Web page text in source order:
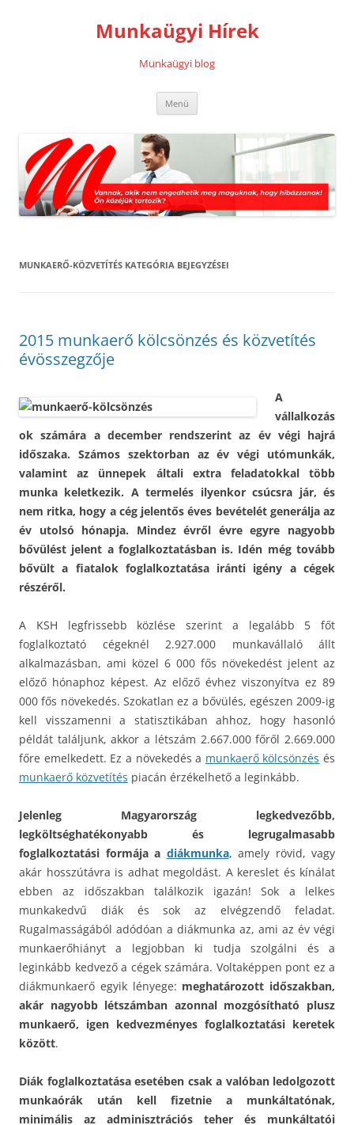
Munkaügyi Hírek
Munkaügyi blog
Menü
MUNKAERŐ-KÖZVETÍTÉS KATEGÓRIA BEJEGYZÉSEI
2015 munkaerő kölcsönzés és közvetítés
évösszegzője
A
vállalkozás
ok számára a december rendszerint az év végi hajrá
időszaka. Számos szektorban az év végi utómunkák,
valamint az ünnepek általi extra feladatokkal több
munka keletkezik. A termelés ilyenkor csúcsra jár, és
nem ritka, hogy a cég jelentős éves bevételét generálja az
év utolsó hónapja. Mindez évről évre egyre nagyobb
bővülést jelent a foglalkoztatásban is. Idén még tovább
bővült a fiatalok foglalkoztatása iránti igény a cégek
részéről.
A KSH legfrissebb közlése szerint a legalább 5 főt
foglalkoztató cégeknél 2.927.000 munkavállaló állt
alkalmazásban, ami közel 6 000 fős növekedést jelent az
előző hónaphoz képest. Az előző évhez viszonyítva ez 89
000 fős növekedés. Szokatlan ez a bővülés, egészen 2009-ig
kell visszamenni a statisztikában ahhoz, hogy hasonló
példát találjunk, akkor a létszám 2.667.000 főről 2.669.000
főre emelkedett. Ez a növekedés a munkaerő kölcsönzés és
munkaerő közvetítés piacán érzékelhető a leginkább.
Jelenleg Magyarország legkedvezőbb,
legköltséghatékonyabb és legrugalmasabb
foglalkoztatási formája a diákmunka, amely rövid, vagy
akár hosszútávra is adhat megoldást. A kereslet és kínálat
ebben az időszakban találkozik igazán! Sok a lelkes
munkakedvű diák és sok az elvégzendő feladat.
Rugalmasságából adódóan a diákmunka az, ami az év végi
munkaerőhiányt a legjobban ki tudja szolgálni és a
leginkább kedvező a cégek számára. Voltaképpen pont ez a
diákmunkaerő egyik lényege: meghatározott időszakban,
akár nagyobb létszámban azonnal mozgósítható plusz
munkaerő, igen kedvezményes foglalkoztatási keretek
között.
Diák foglalkoztatása esetében csak a valóban ledolgozott
munkaórák után kell fizetnie a munkáltatónak,
minimális az adminisztrációs teher és munkáltatói